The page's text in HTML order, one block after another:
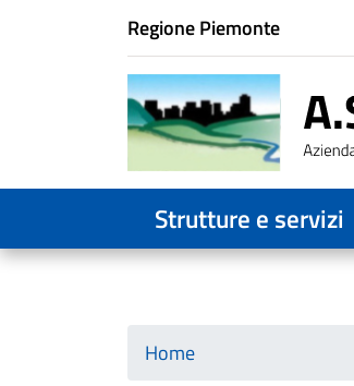
Istituzione di appartenenza
Regione Piemonte
Strutture e servizi
Home